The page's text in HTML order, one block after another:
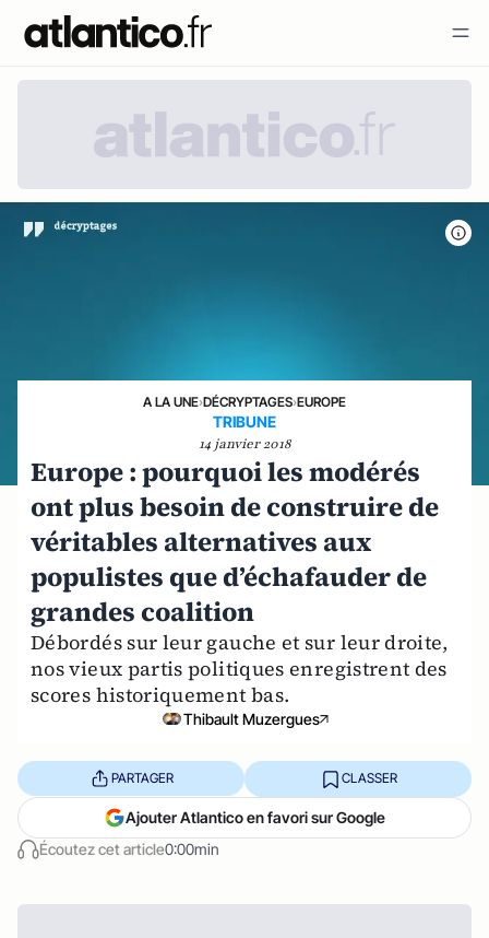
A LA UNE›DÉCRYPTAGES›EUROPE
TRIBUNE
14 janvier 2018
Europe : pourquoi les modérés
ont plus besoin de construire de
véritables alternatives aux
populistes que d’échafauder de
grandes coalition
Débordés sur leur gauche et sur leur droite,
nos vieux partis politiques enregistrent des
scores historiquement bas.
Thibault Muzergues
Écoutez cet article0:00min
PARTAGER CLASSER
Ajouter Atlantico en favori sur Google